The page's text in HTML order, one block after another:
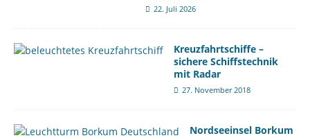
22. Juli 2026
Kreuzfahrtschiffe –
sichere Schiffstechnik
mit Radar
27. November 2018
Nordseeinsel Borkum